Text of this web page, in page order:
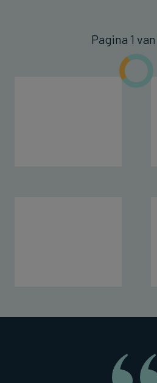
Pagina 1